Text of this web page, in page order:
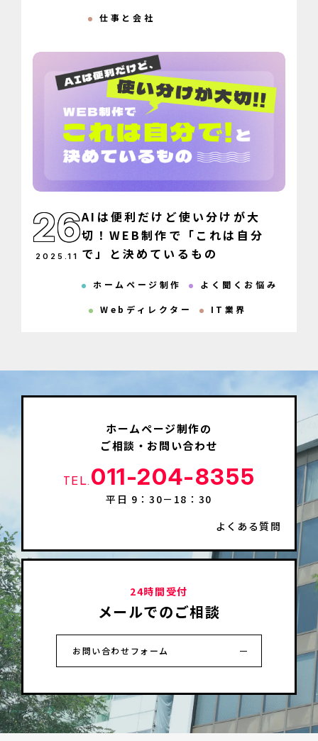
仕事と会社
26
2025 .11
AIは便利だけど使い分けが大
切！WEB制作で「これは自分
で」と決めているもの
ホームページ制作 よく聞くお悩み
Webディレクター IT業界
ホームページ制作の
ご相談・お問い合わせ
TEL. 011-204-8355
平日 9：30－18：30
よくある質問
24時間受付
メールでのご相談
お問い合わせフォーム